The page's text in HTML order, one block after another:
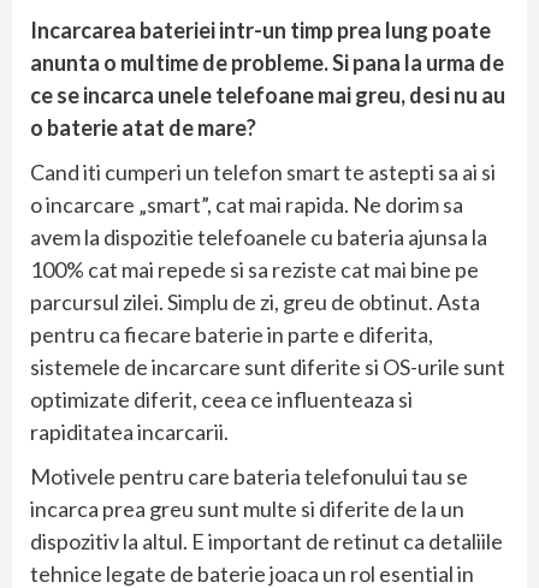
Incarcarea bateriei intr-un timp prea lung poate
anunta o multime de probleme. Si pana la urma de
ce se incarca unele telefoane mai greu, desi nu au
o baterie atat de mare?
Cand iti cumperi un telefon smart te astepti sa ai si
o incarcare „smart”, cat mai rapida. Ne dorim sa
avem la dispozitie telefoanele cu bateria ajunsa la
100% cat mai repede si sa reziste cat mai bine pe
parcursul zilei. Simplu de zi, greu de obtinut. Asta
pentru ca fiecare baterie in parte e diferita,
sistemele de incarcare sunt diferite si OS-urile sunt
optimizate diferit, ceea ce influenteaza si
rapiditatea incarcarii.
Motivele pentru care bateria telefonului tau se
incarca prea greu sunt multe si diferite de la un
dispozitiv la altul. E important de retinut ca detaliile
tehnice legate de baterie joaca un rol esential in